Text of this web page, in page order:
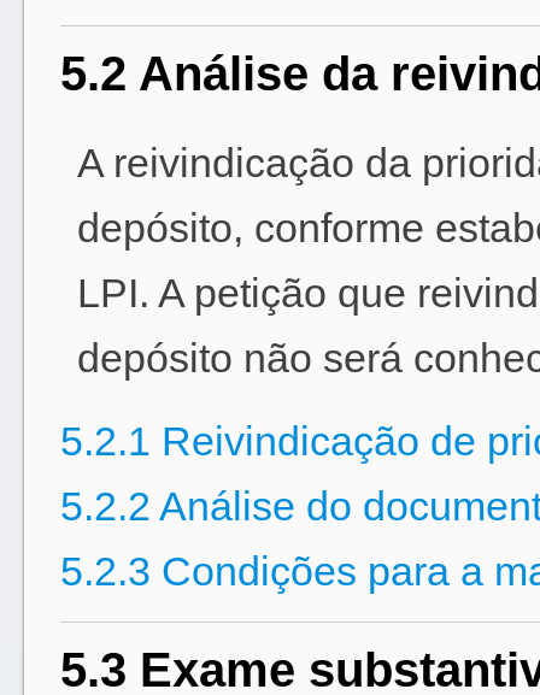
5.2 Análise da
A reivindicação da
depósito, conforme
LPI. A petição que
depósito não será
5.2.1 Reivindicação de
5.2.2 Análise do
5.2.3 Condições para a
5.3 Exame